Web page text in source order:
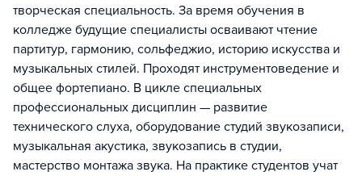
творческая специальность. За время обучения в
колледже будущие специалисты осваивают чтение
партитур, гармонию, сольфеджио, историю искусства и
музыкальных стилей. Проходят инструментоведение и
общее фортепиано. В цикле специальных
профессиональных дисциплин — развитие
технического слуха, оборудование студий звукозаписи,
музыкальная акустика, звукозапись в студии,
мастерство монтажа звука. На практике студентов учат